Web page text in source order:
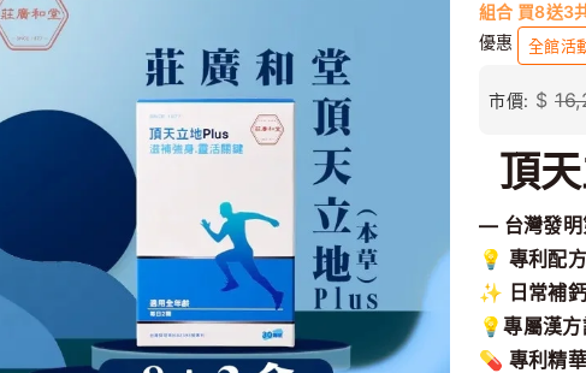
組合 買8送3
市價: $
優惠 全館活
頂
— 台灣發明
💡 專利配
✨ 日常補
💡專屬漢
💊 專利精